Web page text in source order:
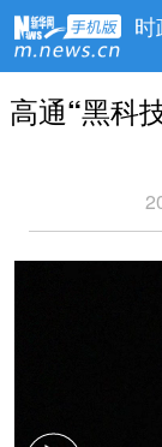
时
高通“黑科